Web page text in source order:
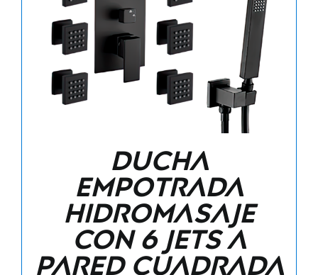
Ducha
empotrada
hidromasaje
con 6 jets a
pared cuadrada